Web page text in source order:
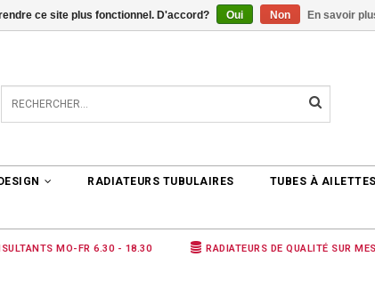
0 ARTICLES €0,00
RADIATEURS TUBULAIRES TUBES À AILETTES
MO-FR 6.30 - 18.30 RADIATEURS DE QUALITÉ SUR
ce site plus fonctionnel. D'accord? Oui Non En savoir